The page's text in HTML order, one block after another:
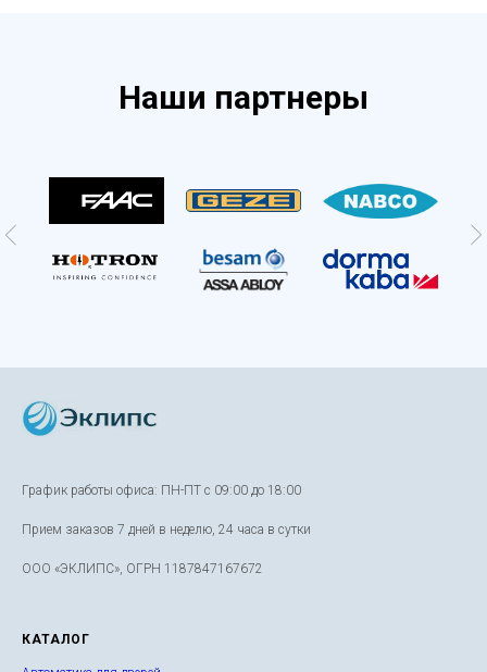
Наши партнеры
График работы офиса: ПН-ПТ с 09:00 до 18:00
Прием заказов 7 дней в неделю, 24 часа в сутки
ООО «ЭКЛИПС», ОГРН 1187847167672
КАТАЛОГ